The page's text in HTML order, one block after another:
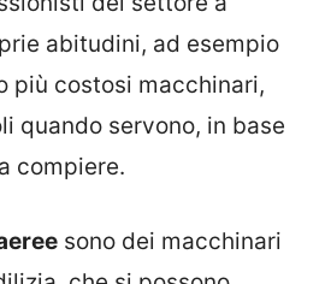
abitudini, ad esempio
più costosi macchinari,
quando servono, in base
compiere.
sono dei macchinari